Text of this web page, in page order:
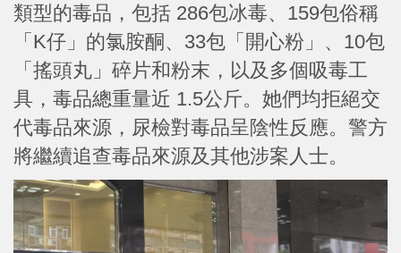
類型的毒品，包括 286包冰毒、159包俗稱
「K仔」的氯胺酮、33包「開心粉」、10包
「搖頭丸」碎片和粉末，以及多個吸毒工
具，毒品總重量近 1.5公斤。她們均拒絕交
代毒品來源，尿檢對毒品呈陰性反應。警方
將繼續追查毒品來源及其他涉案人士。